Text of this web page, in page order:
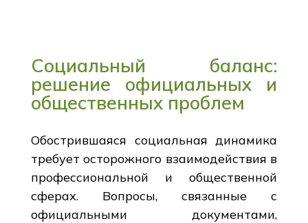
Социальный баланс:
решение официальных и
общественных проблем
Обострившаяся социальная динамика
требует осторожного взаимодействия в
профессиональной и общественной
сферах. Вопросы, связанные с
официальными документами,